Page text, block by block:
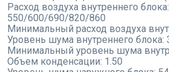
Расход воздуха внутреннего блока:
550/600/690/820/860
Минимальный расход воздуха
Уровень шума внутреннего блока:
Минимальный уровень шума
Объем конденсации: 1.50